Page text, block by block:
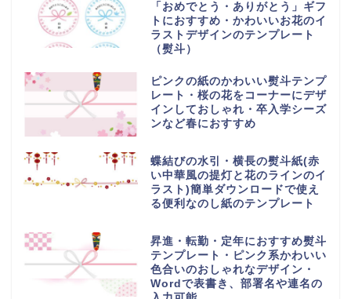
「おめでとう・ありがとう」ギフ
トにおすすめ・かわいいお花のイ
ラストデザインのテンプレート
（熨斗）
ピンクの紙のかわいい熨斗テンプ
レート・桜の花をコーナーにデザ
インしておしゃれ・卒入学シーズ
ンなど春におすすめ
蝶結びの水引・横長の熨斗紙(赤
い中華風の提灯と花のラインのイ
ラスト)簡単ダウンロードで使え
る便利なのし紙のテンプレート
昇進・転勤・定年におすすめ熨斗
テンプレート・ピンク系かわいい
色合いのおしゃれなデザイン・
Wordで表書き、部署名や連名の